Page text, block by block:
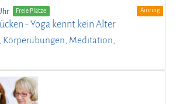
Freie Plätze Ainring
- Yoga kennt kein Alter
Meditation,